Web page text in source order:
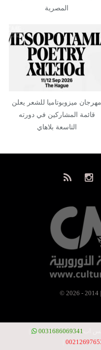
المصرية
مهرجان ميزوبوتاميا للشعر يعلن
قائمة المشاركين في دورته
التاسعة بلاهاي
0031686069341